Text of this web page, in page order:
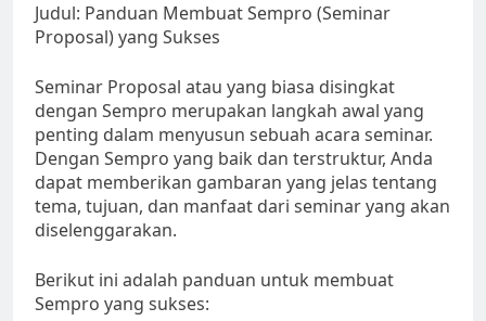
Judul: Panduan Membuat Sempro (Seminar
Proposal) yang Sukses
Seminar Proposal atau yang biasa disingkat
dengan Sempro merupakan langkah awal yang
penting dalam menyusun sebuah acara seminar.
Dengan Sempro yang baik dan terstruktur, Anda
dapat memberikan gambaran yang jelas tentang
tema, tujuan, dan manfaat dari seminar yang akan
diselenggarakan.
Berikut ini adalah panduan untuk membuat
Sempro yang sukses: